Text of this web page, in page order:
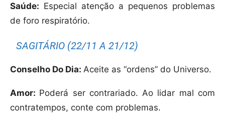
Saúde: Especial atenção a pequenos problemas
de foro respiratório.
SAGITÁRIO (22/11 A 21/12)
Conselho Do Dia: Aceite as “ordens” do Universo.
Amor: Poderá ser contrariado. Ao lidar mal com
contratempos, conte com problemas.